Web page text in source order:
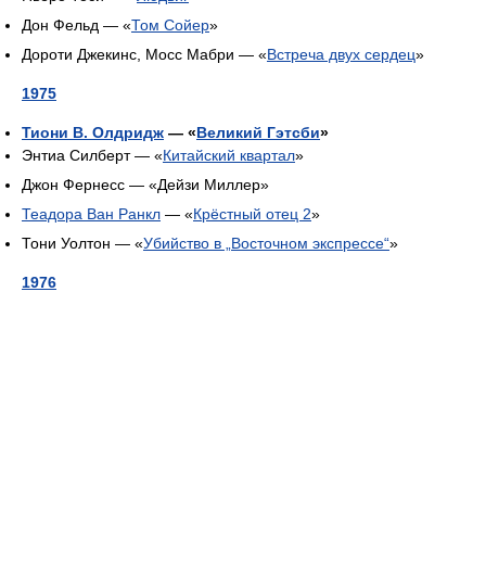
Дон Фельд — «Том Сойер»
Дороти Джекинс, Мосс Мабри — «Встреча двух сердец»
1975
Тиони В. Олдридж — «Великий Гэтсби»
Энтиа Силберт — «Китайский квартал»
Джон Фернесс — «Дейзи Миллер»
Теадора Ван Ранкл — «Крёстный отец 2»
Тони Уолтон — «Убийство в „Восточном экспрессе“»
1976